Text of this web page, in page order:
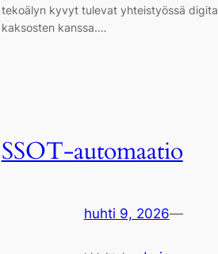
tekoälyn kyvyt tulevat yhteistyössä
kaksosten kanssa.…
SSOT-automaatio
huhti 9, 2026—